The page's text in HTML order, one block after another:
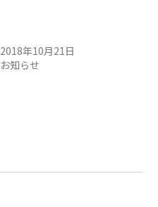
2018年10月21日
お知らせ